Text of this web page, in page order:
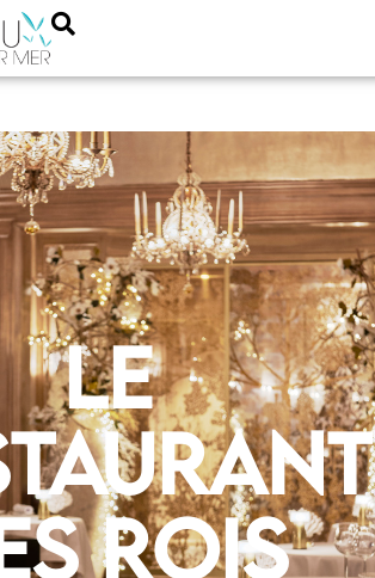
Le
Rois